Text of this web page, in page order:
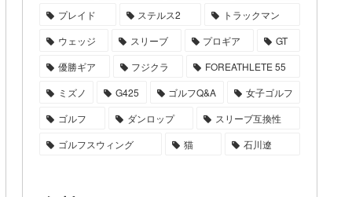
プレイド
ステルス2
トラックマン
ウェッジ
スリーブ プロギア
GT
優勝ギア
フジクラ
FOREATHLETE 55
ミズノ
G425 ゴルフQ&A
女子ゴルフ
ゴルフ
ダンロップ
スリーブ互換性
ゴルフスウィング
猫 石川遼